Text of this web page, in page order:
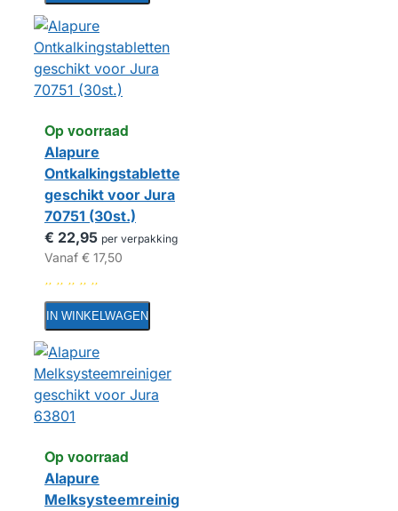
Op voorraad
Alapure
Ontkalkingstabletten
geschikt voor Jura
70751 (30st.)
€ 22,95 per verpakking
Vanaf € 17,50
IN WINKELWAGEN
Op voorraad
Alapure
Melksysteemreiniger